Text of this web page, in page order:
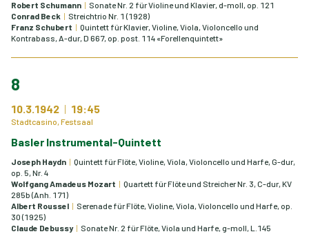
Robert Schumann
Sonate Nr. 2 für Violine und Klavier, d-moll, op. 121
Conrad Beck
Streichtrio Nr. 1 (1928)
Franz Schubert
Quintett für Klavier, Violine, Viola, Violoncello und
Kontrabass, A-dur, D 667, op. post. 114 «Forellenquintett»
8
10.3.1942 19:45
Stadtcasino, Festsaal
Basler Instrumental-Quintett
Joseph Haydn
Quintett für Flöte, Violine, Viola, Violoncello und Harfe, G-dur,
op. 5, Nr. 4
Wolfgang Amadeus Mozart
Quartett für Flöte und Streicher Nr. 3, C-dur, KV
285b (Anh. 171)
Albert Roussel
Serenade für Flöte, Violine, Viola, Violoncello und Harfe, op.
30 (1925)
Claude Debussy
Sonate Nr. 2 für Flöte, Viola und Harfe, g-moll, L.145